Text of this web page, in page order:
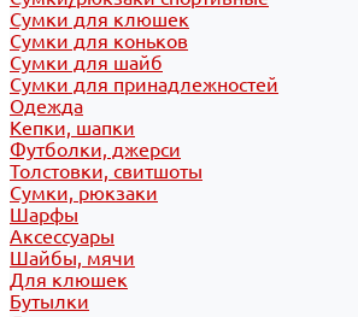
Сумки для клюшек
Сумки для коньков
Сумки для шайб
Сумки для принадлежностей
Одежда
Кепки, шапки
Футболки, джерси
Толстовки, свитшоты
Сумки, рюкзаки
Шарфы
Аксессуары
Шайбы, мячи
Для клюшек
Бутылки